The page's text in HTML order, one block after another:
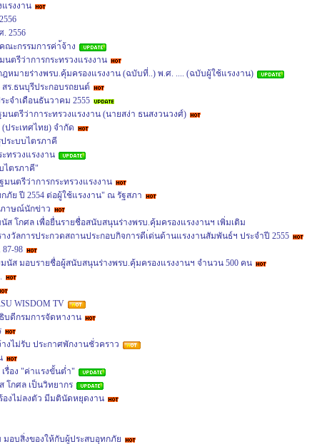
แรงงาน
2556
ณะกรรมการค่า้จ้าง
ตรีว่าการกระทรวงแรงงาน
หมายร่างพรบ.คุ้มครองแรงงาน (ฉบับที่..) พ.ศ. .... (ฉบับผู้ใช้แรงงาน)
ร.ธนบุรีประกอบรถยนต์
จำเดือนธันวาคม 2555
นตรีว่าการะทรวงแรงงาน (นายสง่า ธนสงวนวงศ์)
ประเทศไทย) จำกัด
ระบบไตรภาคี
ทรวงแรงงาน
ไตรภาคี"
มนตรีว่าการกระทรวงแรงงาน
ภัย ปี 2554 ต่อผู้ใช้แรงงาน" ณ รัฐสภา
ภาษณ์นักข่าว
โกศล เพื่อยื่นรายชื่อสนับสนุนร่างพรบ.คุ้มครองแรงงานฯ เพิ่มเติม
วัลการประกวดสถานประกอบกิจการดีเ่ด่นด้านแรงงานสัมพันธ์ฯ ประจำปี 2555
98
นัส มอบรายชื่อผู้สนับสนุนร่างพรบ.คุ้มครองแรงงานฯ จำนวน 500 คน
WISDOM TV
บดีกรมการจัดหางาน
างไม่รับ ประกาศพักงานชั่วคราว
รื่อง "ค่าแรงขั้นต่ำ"
โกศล เป็นวิทยากร
องไม่ลงตัว มีมตินัดหยุดงาน
มอบสิ่งของให้กับผู้ประสบอุทกภัย